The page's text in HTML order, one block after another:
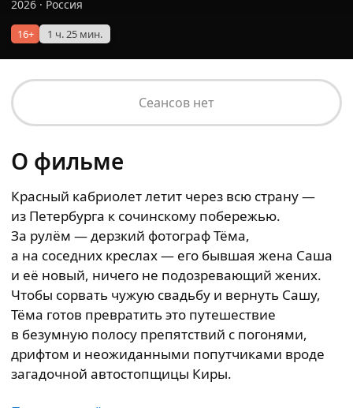
2026 · Россия
16+ 1 ч. 25 мин.
Сеансов нет
О фильме
Красный кабриолет летит через всю страну —
из Петербурга к сочинскому побережью.
За рулём — дерзкий фотограф Тёма,
а на соседних креслах — его бывшая жена Саша
и её новый, ничего не подозревающий жених.
Чтобы сорвать чужую свадьбу и вернуть Сашу,
Тёма готов превратить это путешествие
в безумную полосу препятствий с погонями,
дрифтом и неожиданными попутчиками вроде
загадочной автостопщицы Киры.